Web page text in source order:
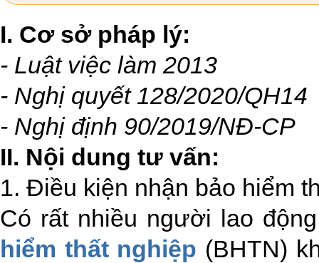
I. Cơ sở pháp lý:
- Luật việc làm 2013
- Nghị quyết 128/2020/QH14
- Nghị định 90/2019/NĐ-CP
II. Nội dung tư vấn:
1. Điều kiện nhận bảo hiểm
Có rất nhiều người lao
hiểm thất nghiệp (BHTN)